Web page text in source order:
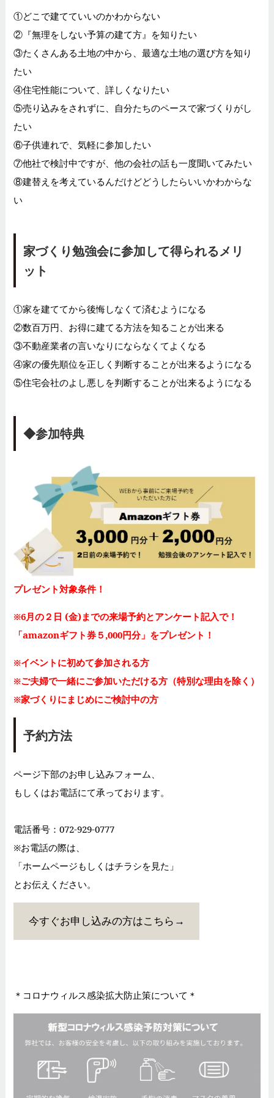
①どこで建てていいのかわからない
②『無理をしない予算の建て方』を知りたい
③たくさんある土地の中から、最適な土地の選び方を知り
たい
④住宅性能について、詳しくなりたい
⑤売り込みをされずに、自分たちのペースで家づくりがし
たい
⑥子供連れで、気軽に参加したい
⑦他社で検討中ですが、他の会社の話も一度聞いてみたい
⑧建替えを考えているんだけどどうしたらいいかわからな
い
家づくり勉強会に参加して得られるメリ
ット
①家を建ててから後悔しなくて済むようになる
②数百万円、お得に建てる方法を知ることが出来る
③不動産業者の言いなりにならなくてよくなる
④家の優先順位を正しく判断することが出来るようになる
⑤住宅会社のよし悪しを判断することが出来るようになる
◆参加特典
プレゼント対象条件！
※6月の２日 (金)までの来場予約とアンケート記入で！
「amazonギフト券５,000円分」をプレゼント！
※イベントに初めて参加される方
※ご夫婦で一緒にご参加いただける方（特別な理由を除く）
※家づくりにまじめにご検討中の方
予約方法
ページ下部のお申し込みフォーム、
もしくはお電話にて承っております。
電話番号：072-929-0777
※お電話の際は、
「ホームページもしくはチラシを見た」
とお伝えください。
今すぐお申し込みの方はこちら→
＊コロナウィルス感染拡大防止策について＊